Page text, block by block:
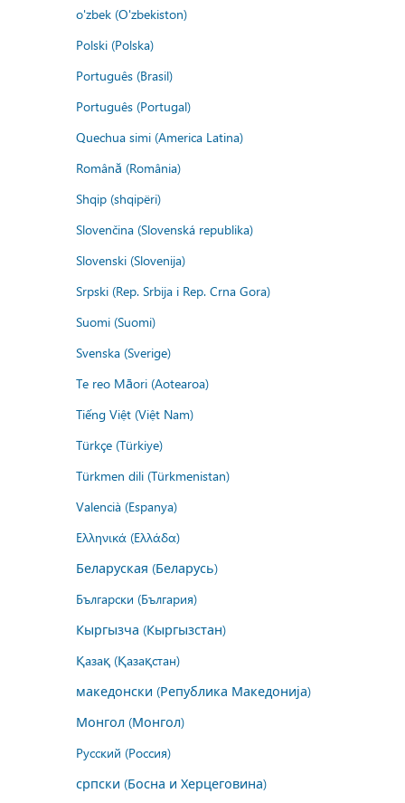
o'zbek (O'zbekiston)
Polski (Polska)
Português (Brasil)
Português (Portugal)
Quechua simi (America Latina)
Română (România)
Shqip (shqipëri)
Slovenčina (Slovenská republika)
Slovenski (Slovenija)
Srpski (Rep. Srbija i Rep. Crna Gora)
Suomi (Suomi)
Svenska (Sverige)
Te reo Māori (Aotearoa)
Tiếng Việt (Việt Nam)
Türkçe (Türkiye)
Türkmen dili (Türkmenistan)
Valencià (Espanya)
Ελληνικά (Ελλάδα)
Беларуская (Беларусь)
Български (България)
Кыргызча (Кыргызстан)
Қазақ (Қазақстан)
македонски (Република Македонија)
Монгол (Монгол)
Русский (Россия)
српски (Босна и Херцеговина)